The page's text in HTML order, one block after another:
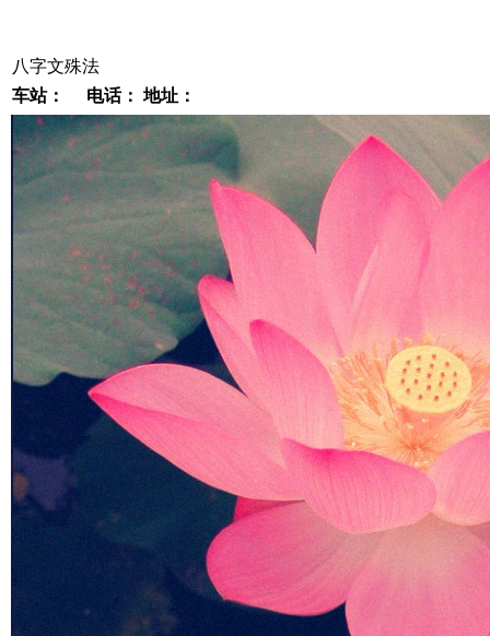
八字文殊法
车站：
电话： 地址：